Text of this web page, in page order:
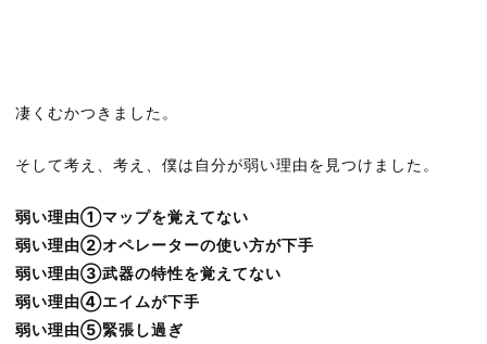
凄くむかつきました。
そして考え、考え、僕は自分が弱い理由を見つけました。
弱い理由①マップを覚えてない
弱い理由②オペレーターの使い方が下手
弱い理由③武器の特性を覚えてない
弱い理由④エイムが下手
弱い理由⑤緊張し過ぎ